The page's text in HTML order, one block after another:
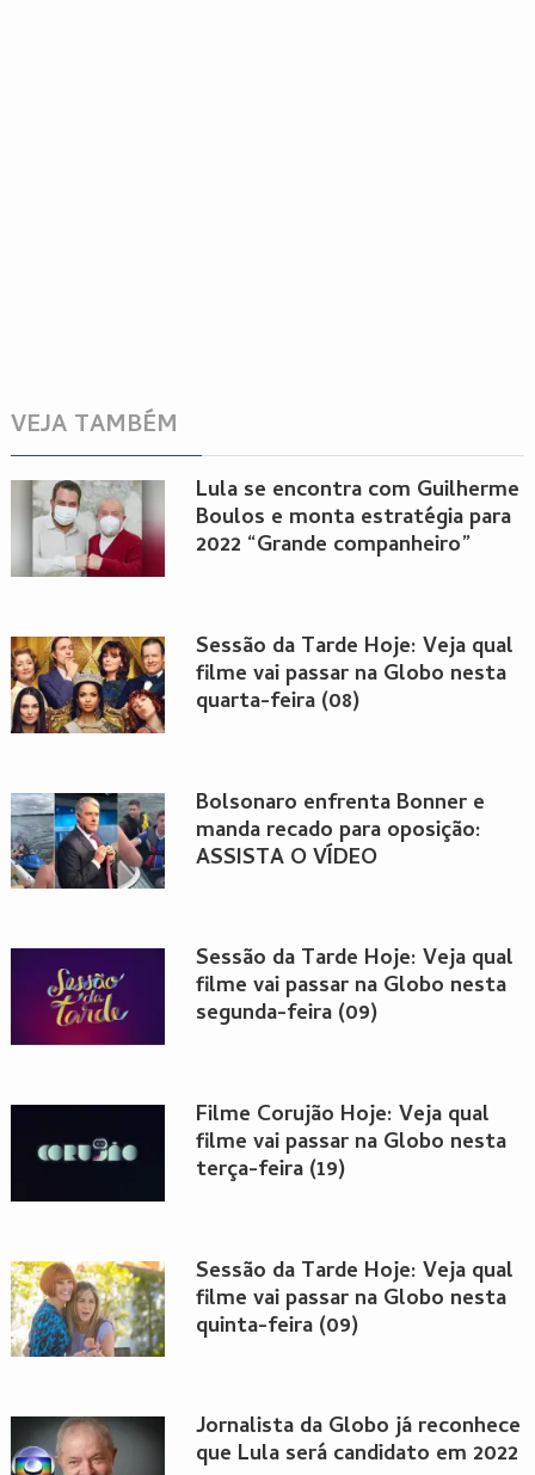
VEJA TAMBÉM
Lula se encontra com Guilherme
Boulos e monta estratégia para
2022 “Grande companheiro”
Sessão da Tarde Hoje: Veja qual
filme vai passar na Globo nesta
quarta-feira (08)
Bolsonaro enfrenta Bonner e
manda recado para oposição:
ASSISTA O VÍDEO
Sessão da Tarde Hoje: Veja qual
filme vai passar na Globo nesta
segunda-feira (09)
Filme Corujão Hoje: Veja qual
filme vai passar na Globo nesta
terça-feira (19)
Sessão da Tarde Hoje: Veja qual
filme vai passar na Globo nesta
quinta-feira (09)
Jornalista da Globo já reconhece
que Lula será candidato em 2022